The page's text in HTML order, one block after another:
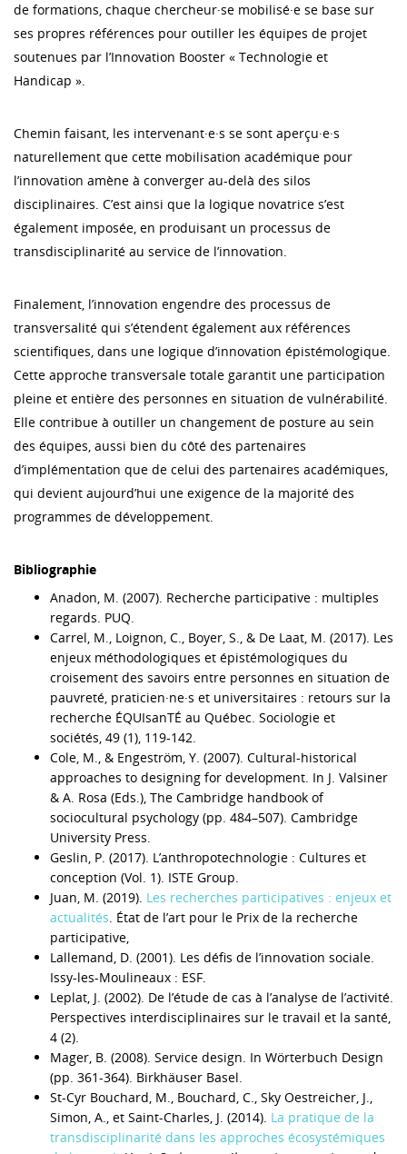
de formations, chaque chercheur·se mobilisé·e se base sur
ses propres références pour outiller les équipes de projet
soutenues par l’Innovation Booster « Technologie et
Handicap ».
Chemin faisant, les intervenant·e·s se sont aperçu·e·s
naturellement que cette mobilisation académique pour
l’innovation amène à converger au-delà des silos
disciplinaires. C’est ainsi que la logique novatrice s’est
également imposée, en produisant un processus de
transdisciplinarité au service de l’innovation.
Finalement, l’innovation engendre des processus de
transversalité qui s’étendent également aux références
scientifiques, dans une logique d’innovation épistémologique.
Cette approche transversale totale garantit une participation
pleine et entière des personnes en situation de vulnérabilité.
Elle contribue à outiller un changement de posture au sein
des équipes, aussi bien du côté des partenaires
d’implémentation que de celui des partenaires académiques,
qui devient aujourd’hui une exigence de la majorité des
programmes de développement.
Bibliographie
Anadon, M. (2007). Recherche participative : multiples
regards. PUQ.
Carrel, M., Loignon, C., Boyer, S., & De Laat, M. (2017). Les
enjeux méthodologiques et épistémologiques du
croisement des savoirs entre personnes en situation de
pauvreté, praticien·ne·s et universitaires : retours sur la
recherche ÉQUIsanTÉ au Québec. Sociologie et
sociétés, 49 (1), 119-142.
Cole, M., & Engeström, Y. (2007). Cultural-historical
approaches to designing for development. In J. Valsiner
& A. Rosa (Eds.), The Cambridge handbook of
sociocultural psychology (pp. 484–507). Cambridge
University Press.
Geslin, P. (2017). L’anthropotechnologie : Cultures et
conception (Vol. 1). ISTE Group.
Juan, M. (2019). Les recherches participatives : enjeux et
actualités. État de l’art pour le Prix de la recherche
participative,
Lallemand, D. (2001). Les défis de l’innovation sociale.
Issy-les-Moulineaux : ESF.
Leplat, J. (2002). De l’étude de cas à l’analyse de l’activité.
Perspectives interdisciplinaires sur le travail et la santé,
4 (2).
Mager, B. (2008). Service design. In Wörterbuch Design
(pp. 361-364). Birkhäuser Basel.
St-Cyr Bouchard, M., Bouchard, C., Sky Oestreicher, J.,
Simon, A., et Saint-Charles, J. (2014). La pratique de la
transdisciplinarité dans les approches écosystémiques